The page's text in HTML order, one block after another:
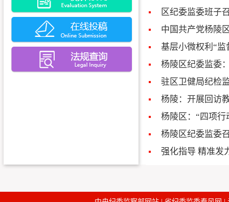
区纪委监委班子
中国共产党杨陵
基层小微权利“监
杨陵区纪委监委
驻区卫健局纪检
杨陵：开展回访
杨陵区：“四项
杨陵区纪委监委
强化指导 精准